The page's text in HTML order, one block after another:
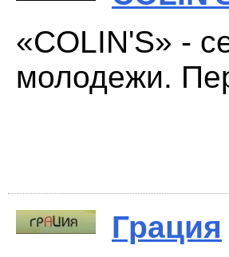
«COLIN'S» -
молодежи.
Грация